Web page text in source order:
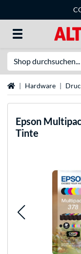
StartseiteHardware
Epson
Tinte